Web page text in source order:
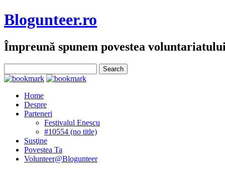
Blogunteer.ro
Împreună spunem povestea
Home
Despre
Parteneri
Festivalul Enescu
#10554 (no title)
Susţine
Povestea Ta
Volunteer@Blogunteer